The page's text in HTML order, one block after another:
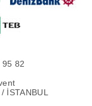
82
İSTANBUL